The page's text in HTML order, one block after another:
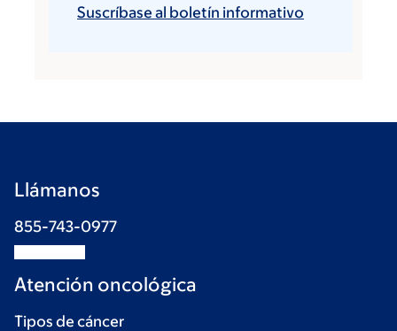
Suscríbase al boletín informativo
Llámanos
855-743-0977
Atención oncológica
Tipos de cáncer